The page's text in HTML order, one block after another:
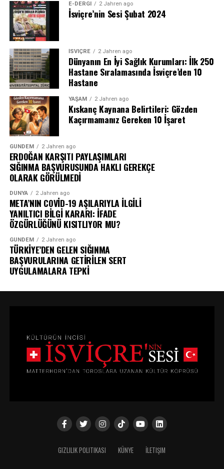
E-DERGI 2 Jahren ago
İsviçre’nin Sesi Şubat 2024
İSVIÇRE 2 Jahren ago
Dünyanın En İyi Sağlık Kurumları: İlk 250
Hastane Sıralamasında İsviçre’den 10
Hastane
YAŞAM 2 Jahren ago
Kıskanç Kaynana Belirtileri: Gözden
Kaçırmamanız Gereken 10 İşaret
GÜNDEM 2 Jahren ago
ERDOĞAN KARŞITI PAYLAŞIMLARI
SIĞINMA BAŞVURUSUNDA HAKLI GEREKÇE
OLARAK GÖRÜLMEDİ
DÜNYA 2 Jahren ago
META’NIN COVİD-19 AŞILARIYLA İLGİLİ
YANILTICI BİLGİ KARARI: İFADE
ÖZGÜRLÜĞÜNÜ KISITLIYOR MU?
GÜNDEM 2 Jahren ago
TÜRKİYE’DEN GELEN SIĞINMA
BAŞVURULARINA GETİRİLEN SERT
UYGULAMALARA TEPKİ
GIZLILIK POLITIKASI KÜNYE İLETIŞIM